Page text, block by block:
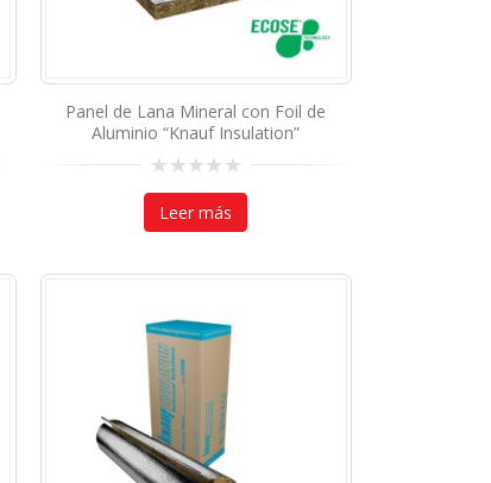
Panel de Lana Mineral con Foil de
Aluminio “Knauf Insulation”
outLeer más